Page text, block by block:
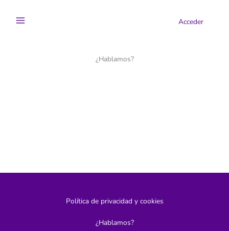
Acceder
¿Hablamos?
Política de privacidad y cookies
¿Hablamos?